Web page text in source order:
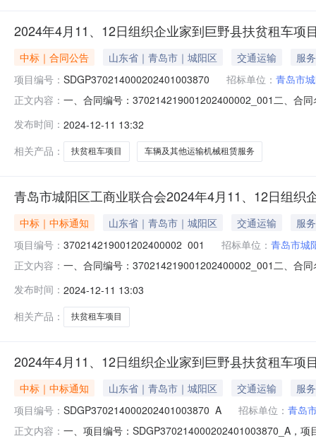
2024年4月11、12日组织企业家到巨野县扶贫租车
中标｜合同公告 山东省｜青岛市｜城阳区 交通运输
服务
项目编号： SDGP370214000202401003870 招标单位： 青岛市
正文内容： 一、合同编号：370214219001202400002_001二、合
址：城阳区正阳路201号联系方式：13969612533供应
发布时间： 2024-12-11 13:32
相关产品：
扶贫租车项目 车辆及其他运输机械租赁服务
青岛市城阳区工商业联合会2024年4月11、12日组织
中标｜中标通知 山东省｜青岛市｜城阳区 交通运输
服务
项目编号： 370214219001202400002_001 招标单位： 青岛市城
正文内容： 一、合同编号：370214219001202400002_001二、合
联合会地址：城阳区正阳路201号联系方式：66796727
发布时间： 2024-12-11 13:03
相关产品：
扶贫租车项目
2024年4月11、12日组织企业家到巨野县扶贫租车项
中标｜中标通知 山东省｜青岛市｜城阳区 交通运输
服务
项目编号： SDGP370214000202401003870_A 招标单位： 青岛
正文内容： 一、项目编号：SDGP370214000202401003870_A，